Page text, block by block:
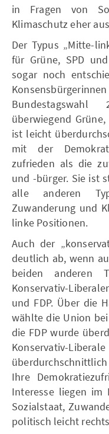
in Fragen von
Klimaschutz eher
Der Typus „Mitte-
für Grüne, SPD
sogar noch
überwiegend
ist leicht
mit der
zufrieden als die
und -bürger. Sie ist
alle anderen
Zuwanderung und
linke Positionen.
Auch der
deutlich ab, wenn
beiden anderen
Konservativ-
und FDP. Über die
wählte die Union
die FDP wurde
Ihre
Interesse liegen im
Sozialstaat,
politisch leicht